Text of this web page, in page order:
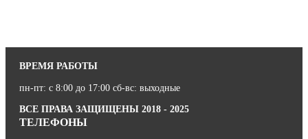
ВРЕМЯ РАБОТЫ
пн-пт: с 8:00 до 17:00 сб-вс: выходные
ВСЕ ПРАВА ЗАЩИЩЕНЫ 2018 - 2025
ТЕЛЕФОНЫ